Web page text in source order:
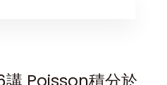
講 Poisson積分於